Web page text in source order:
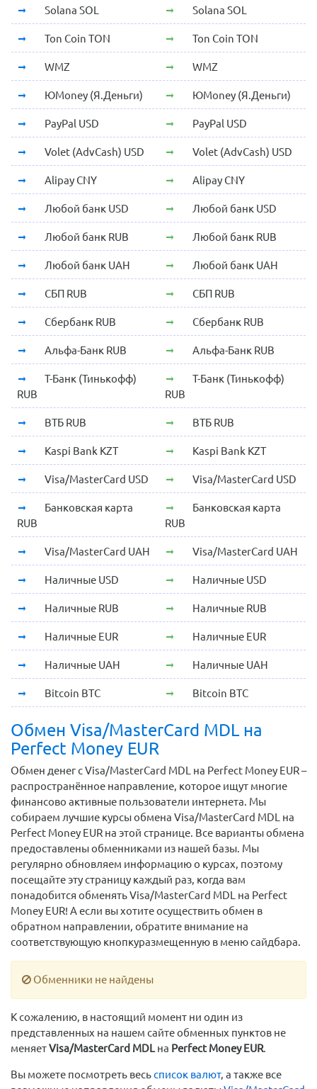
Solana SOL Solana SOL
Ton Coin TON Ton Coin TON
WMZ WMZ
ЮMoney (Я.Деньги) ЮMoney (Я.Деньги)
PayPal USD PayPal USD
Volet (AdvCash) USD Volet (AdvCash) USD
Alipay CNY Alipay CNY
Любой банк USD Любой банк USD
Любой банк RUB Любой банк RUB
Любой банк UAH Любой банк UAH
СБП RUB СБП RUB
Сбербанк RUB Сбербанк RUB
Альфа-Банк RUB Альфа-Банк RUB
Т-Банк (Тинькофф)
RUB
Т-Банк (Тинькофф)
RUB
ВТБ RUB ВТБ RUB
Kaspi Bank KZT Kaspi Bank KZT
Visa/MasterCard USD Visa/MasterCard USD
Банковская карта
RUB
Банковская карта
RUB
Visa/MasterCard UAH Visa/MasterCard UAH
Наличные USD Наличные USD
Наличные RUB Наличные RUB
Наличные EUR Наличные EUR
Наличные UAH Наличные UAH
Bitcoin BTC Bitcoin BTC
Обмен Visa/MasterCard MDL на
Perfect Money EUR
Обмен денег с Visa/MasterCard MDL на Perfect Money EUR –
распространённое направление, которое ищут многие
финансово активные пользователи интернета. Мы
собираем лучшие курсы обмена Visa/MasterCard MDL на
Perfect Money EUR на этой странице. Все варианты обмена
предоставлены обменниками из нашей базы. Мы
регулярно обновляем информацию о курсах, поэтому
посещайте эту страницу каждый раз, когда вам
понадобится обменять Visa/MasterCard MDL на Perfect
Money EUR! А если вы хотите осуществить обмен в
обратном направлении, обратите внимание на
соответствующую кнопкуразмещенную в меню сайдбара.
Обменники не найдены
К сожалению, в настоящий момент ни один из
представленных на нашем сайте обменных пунктов не
меняетVisa/MasterCard MDLна Perfect Money EUR.
Вы можете посмотреть весьсписок валют, а также все